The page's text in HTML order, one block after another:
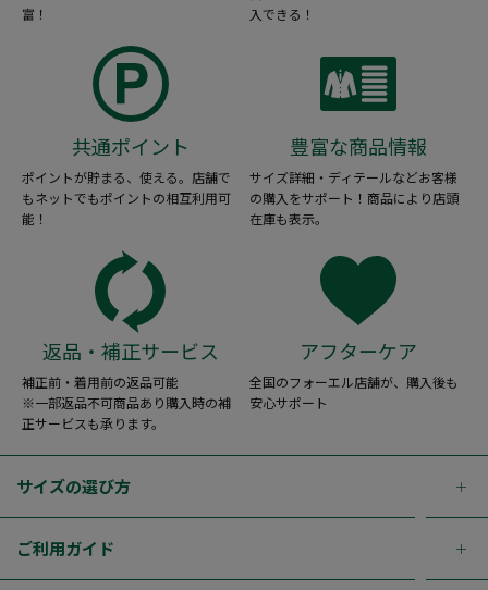
富！
入できる！
共通ポイント
ポイントが貯まる、使える。店舗で
もネットでもポイントの相互利用可
能！
豊富な商品情報
サイズ詳細・ディテールなどお客様
の購入をサポート！商品により店頭
在庫も表示。
返品・補正サービス
補正前・着用前の返品可能
※一部返品不可商品あり購入時の補
正サービスも承ります。
アフターケア
全国のフォーエル店舗が、購入後も
安心サポート
サイズの選び方
ご利用ガイド